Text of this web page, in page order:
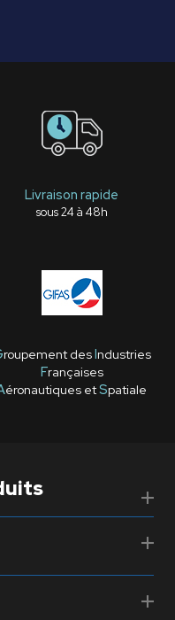
Livraison rapide
sous 24 à 48h
roupement desIndustries
Françaises
éronautiques etSpatiale